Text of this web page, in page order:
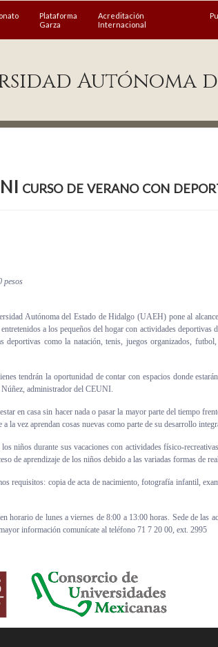
Plataforma
Garza
Acreditación
Internacional
Autónoma
curso de verano con
pesos
Autónoma del Estado de Hidalgo (UAEH) pone al
a los pequeños del hogar con actividades deportivas
deportivas como la natación, tenis, juegos organizados,
tendrán la oportunidad de contar con espacios donde
administrador del CEUNI.
en casa sin hacer nada o pasar la mayor parte del tiempo
la vez aprendan cosas nuevas como parte de su desarrollo
niños durante sus vacaciones con actividades físico-
de aprendizaje de los niños debido a las variadas formas de
requisitos: copia de acta de nacimiento, fotografía infantil,
horario de lunes a viernes de 8:00 a 13:00 horas. Sede de las
información comunícate al teléfono 71 7 20 00, ext. 2995